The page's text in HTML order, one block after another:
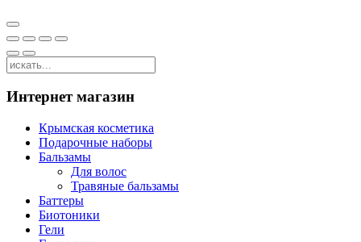
Интернет магазин
Крымская косметика
Подарочные наборы
Бальзамы
Для волос
Травяные бальзамы
Баттеры
Биотоники
Гели